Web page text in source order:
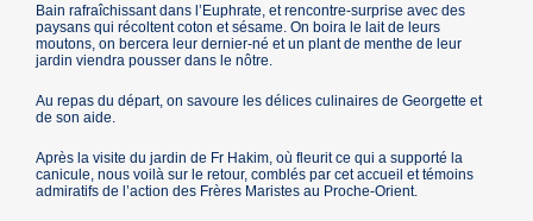
Bain rafraîchissant dans l’Euphrate, et rencontre-surprise avec des
paysans qui récoltent coton et sésame. On boira le lait de leurs
moutons, on bercera leur dernier-né et un plant de menthe de leur
jardin viendra pousser dans le nôtre.
Au repas du départ, on savoure les délices culinaires de Georgette et
de son aide.
Après la visite du jardin de Fr Hakim, où fleurit ce qui a supporté la
canicule, nous voilà sur le retour, comblés par cet accueil et témoins
admiratifs de l’action des Frères Maristes au Proche-Orient.